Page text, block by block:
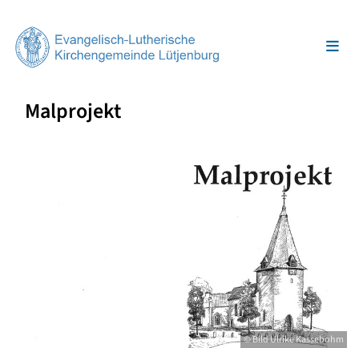
Malprojekt
© Bild Ulrike Kassebohm